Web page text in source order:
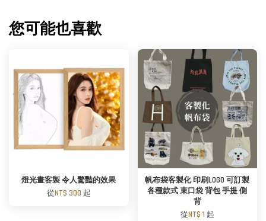
您可能也喜歡
燈光畫客製 令人驚豔的效果
從NT$ 300 起
帆布袋客製化 印刷LOGO 可訂製
各種款式 束口袋 背包 手提 側
背
從NT$ 1 起